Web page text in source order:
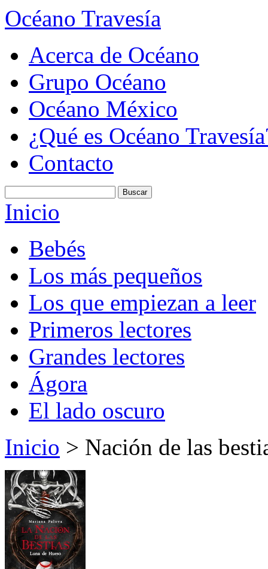
Océano Travesía
Acerca de Océano
Grupo Océano
Océano México
¿Qué es Océano
Contacto
Inicio
Bebés
Los más pequeños
Los que empiezan a leer
Primeros lectores
Grandes lectores
Ágora
El lado oscuro
Inicio > Nación de las